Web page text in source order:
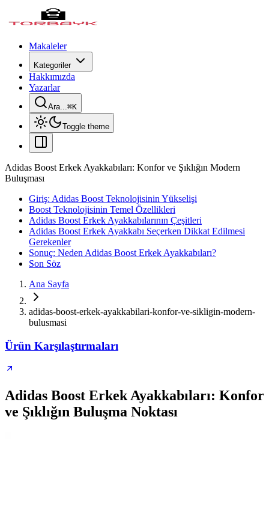
Makaleler
Kategoriler
Hakkımızda
Yazarlar
Ara...⌘K
Toggle theme
Adidas Boost Erkek Ayakkabıları: Konfor ve Şıklığın Modern
Buluşması
Giriş: Adidas Boost Teknolojisinin Yükselişi
Boost Teknolojisinin Temel Özellikleri
Adidas Boost Erkek Ayakkabılarının Çeşitleri
Adidas Boost Erkek Ayakkabı Seçerken Dikkat Edilmesi
Gerekenler
Sonuç: Neden Adidas Boost Erkek Ayakkabıları?
Son Söz
Ana Sayfa
adidas-boost-erkek-ayakkabilari-konfor-ve-sikligin-modern-
bulusmasi
Ürün Karşılaştırmaları
Adidas Boost Erkek Ayakkabıları: Konfor
ve Şıklığın Buluşma Noktası